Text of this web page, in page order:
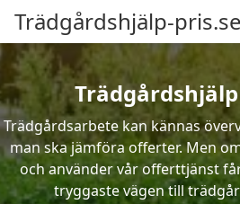
Trädgårdshjälp-pris.se
Trädgårdsarbete kan kännas
man ska jämföra offerter. Men
och använder vår offerttjänst
tryggaste vägen till